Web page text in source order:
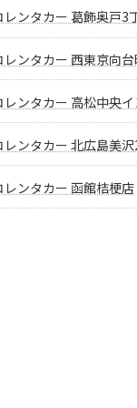
レンタカー 葛飾奥戸3
レンタカー 西東京向
レンタカー 高松中央
レンタカー 北広島美
レンタカー 函館桔梗店